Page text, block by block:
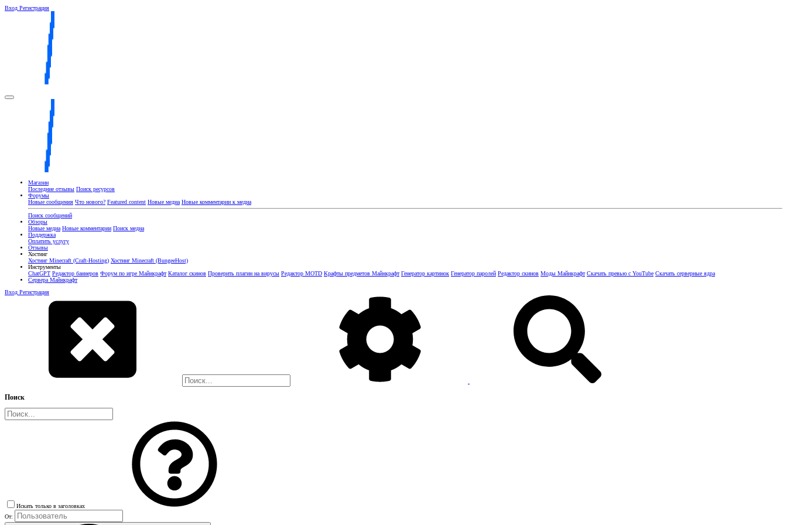
Вход Регистрация
Магазин
Последние отзывы Поиск ресурсов
Форумы
Новые сообщения Что нового? Featured content Новые медиа Новые комментарии к медиа
Поиск сообщений
Обзоры
Новые медиа Новые комментарии Поиск медиа
Поддержка
Оплатить услугу
Отзывы
Хостинг
Хостинг Minecraft (Craft-Hosting) Хостинг Minecraft (BungeeHost)
Инструменты
ChatGPT Редактор баннеров Форум по игре Майнкрафт Каталог скинов Проверить плагин на вирусы Редактор MOTD Крафты предметов Майнкрафт Генератор картинок Генератор паролей Редактор скинов Моды Майнкрафт Скачать превью с YouTube Скачать серверные ядра
Сервера Майнкрафт
Вход Регистрация
Поиск
Искать только в заголовках
От: